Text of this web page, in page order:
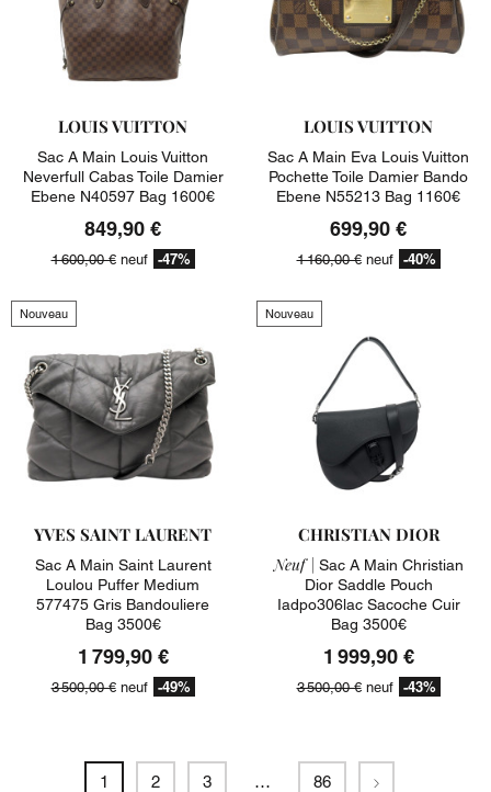
LOUIS VUITTON
Sac A Main Louis Vuitton
Neverfull Cabas Toile Damier
Ebene N40597 Bag 1600€
849,90 €
1 600,00 €neuf -47%
LOUIS VUITTON
Sac A Main Eva Louis Vuitton
Pochette Toile Damier Bando
Ebene N55213 Bag 1160€
699,90 €
1 160,00 €neuf -40%
Nouveau
YVES SAINT LAURENT
Sac A Main Saint Laurent
Loulou Puffer Medium
577475 Gris Bandouliere
Bag 3500€
1 799,90 €
3 500,00 €neuf -49%
Nouveau
CHRISTIAN DIOR
Neuf | Sac A Main Christian
Dior Saddle Pouch
Iadpo306lac Sacoche Cuir
Bag 3500€
1 999,90 €
3 500,00 €neuf -43%
1 2 3 … 86 Suivant